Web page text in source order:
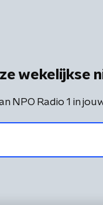
wekelijkse
NPO Radio 1 in